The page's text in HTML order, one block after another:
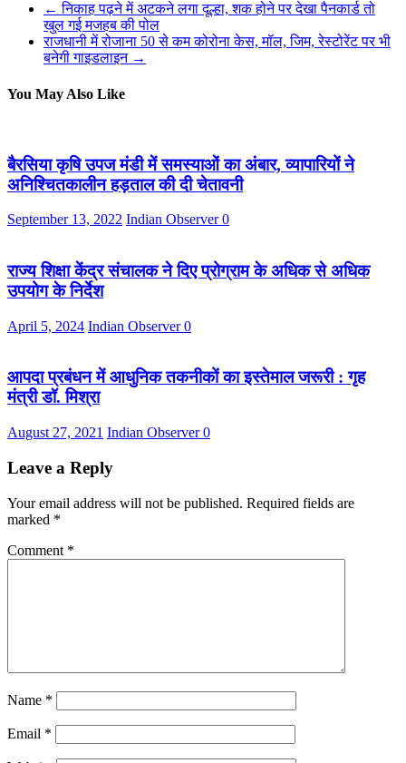
← निकाह पढ़ने में अटकने लगा दूल्हा, शक होने पर देखा पैनकार्ड तो
खुल गई मजहब की पोल
राजधानी में रोजाना 50 से कम कोरोना केस, मॉल, जिम, रेस्टोरेंट पर भी
बनेगी गाइडलाइन →
You May Also Like
बैरसिया कृषि उपज मंडी में समस्याओं का अंबार, व्यापारियों ने
अनिश्चितकालीन हड़ताल की दी चेतावनी
September 13, 2022 Indian Observer0
राज्य शिक्षा केंद्र संचालक ने दिए प्रोग्राम के अधिक से अधिक
उपयोग के निर्देश
April 5, 2024 Indian Observer0
आपदा प्रबंधन में आधुनिक तकनीकों का इस्तेमाल जरूरी : गृह
मंत्री डॉ. मिश्रा
August 27, 2021 Indian Observer0
Leave a Reply
Your email address will not be published. Required fields are
marked *
Comment *
Name *
Email *